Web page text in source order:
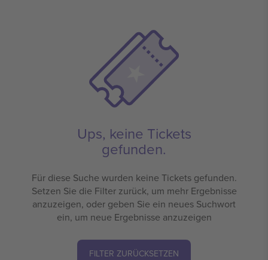
Ups, keine Tickets
gefunden.
Für diese Suche wurden keine Tickets gefunden.
Setzen Sie die Filter zurück, um mehr Ergebnisse
anzuzeigen, oder geben Sie ein neues Suchwort
ein, um neue Ergebnisse anzuzeigen
FILTER ZURÜCKSETZEN